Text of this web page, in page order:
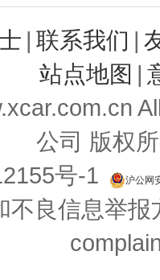
| 联系我们 |
站点地图 |
公司 版权
号-1
沪公网
不良信息举